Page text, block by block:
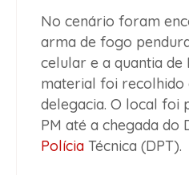
No cenário foram
arma de fogo
celular e a quantia de
material foi recolhido
delegacia. O local foi
PM até a chegada do
Polícia Técnica (DPT).